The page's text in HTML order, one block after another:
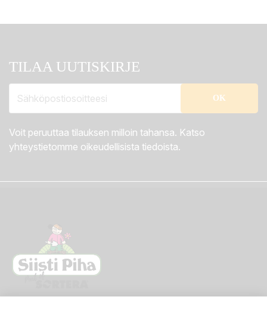
TILAA UUTISKIRJE
Voit peruuttaa tilauksen milloin tahansa. Katso
yhteystietomme oikeudellisista tiedoista.